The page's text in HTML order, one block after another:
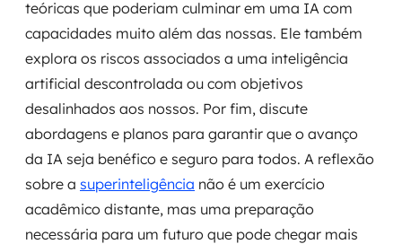
teóricas que poderiam culminar em uma IA com
capacidades muito além das nossas. Ele também
explora os riscos associados a uma inteligência
artificial descontrolada ou com objetivos
desalinhados aos nossos. Por fim, discute
abordagens e planos para garantir que o avanço
da IA seja benéfico e seguro para todos. A reflexão
sobre a superinteligência não é um exercício
acadêmico distante, mas uma preparação
necessária para um futuro que pode chegar mais